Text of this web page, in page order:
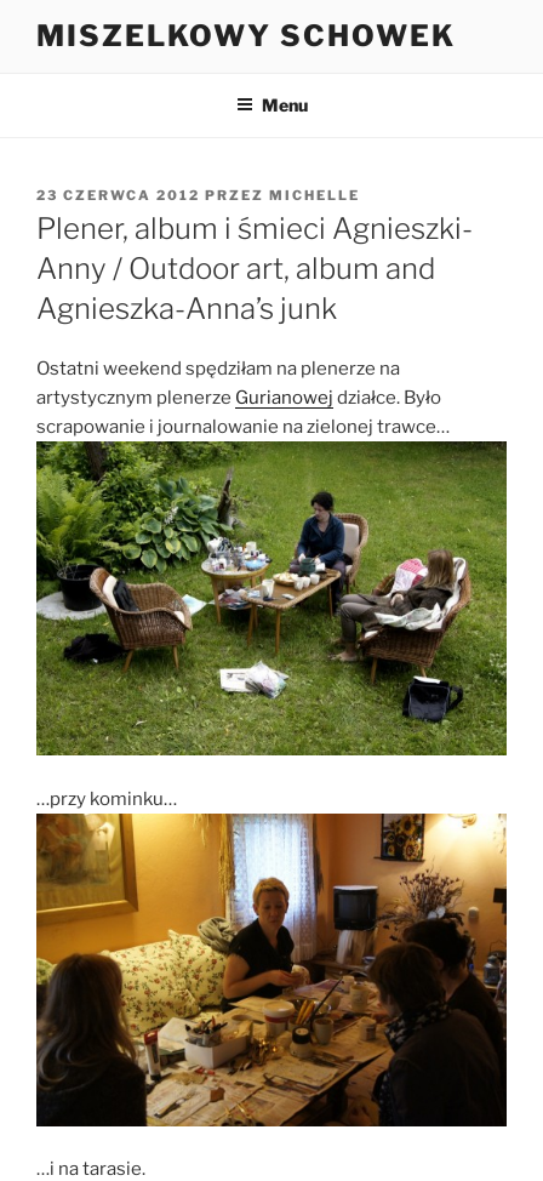
MISZELKOWY SCHOWEK
Menu
OPUBLIKOWANE
W
23 CZERWCA 2012 PRZEZ MICHELLE
Plener, album i śmieci Agnieszki-
Anny / Outdoor art, album and
Agnieszka-Anna’s junk
Ostatni weekend spędziłam na plenerze na
artystycznym plenerze Gurianowej działce. Było
scrapowanie i journalowanie na zielonej trawce…
…przy kominku…
…i na tarasie.